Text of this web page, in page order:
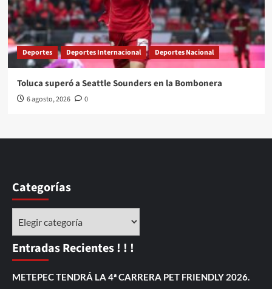
Deportes Deportes Internacional Deportes Nacional
Toluca superó a Seattle Sounders en la Bombonera
6 agosto, 2026 0
Categorías
Entradas Recientes ! ! !
METEPEC TENDRÁ LA 4ª CARRERA PET FRIENDLY 2026.